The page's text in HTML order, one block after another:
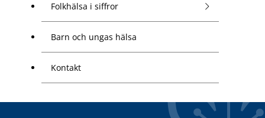
Folkhälsa i siffror
Barn och ungas hälsa
Kontakt